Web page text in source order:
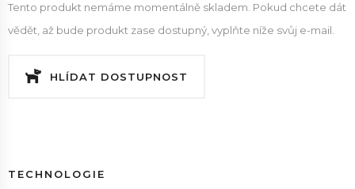
Tento produkt nemáme momentálně skladem. Pokud chcete dát
vědět, až bude produkt zase dostupný, vyplňte níže svůj e-mail.
HLÍDAT DOSTUPNOST
TECHNOLOGIE